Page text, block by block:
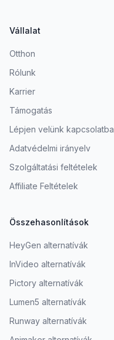
Vállalat
Otthon
Rólunk
Karrier
Támogatás
Lépjen velünk kapcsolatba
Adatvédelmi irányelv
Szolgáltatási feltételek
Affiliate Feltételek
Összehasonlítások
HeyGen alternatívák
InVideo alternatívák
Pictory alternatívák
Lumen5 alternatívák
Runway alternatívák